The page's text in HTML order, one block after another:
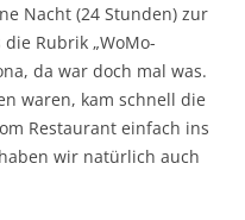
Nacht (24 Stunden) zur
Rubrik „WoMo-
da war doch mal was.
waren, kam schnell die
Restaurant einfach ins
wir natürlich auch